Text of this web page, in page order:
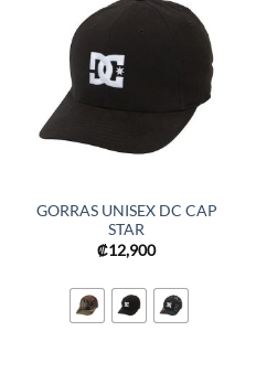
GORRAS UNISEX DC CAP
STAR
₡12,900